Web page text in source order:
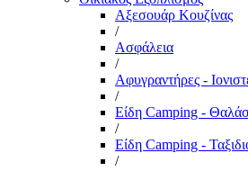
Αξεσουάρ Κουζίνας
/
Ασφάλεια
/
Αφυγραντήρες -
/
Είδη Camping -
/
Είδη Camping -
/